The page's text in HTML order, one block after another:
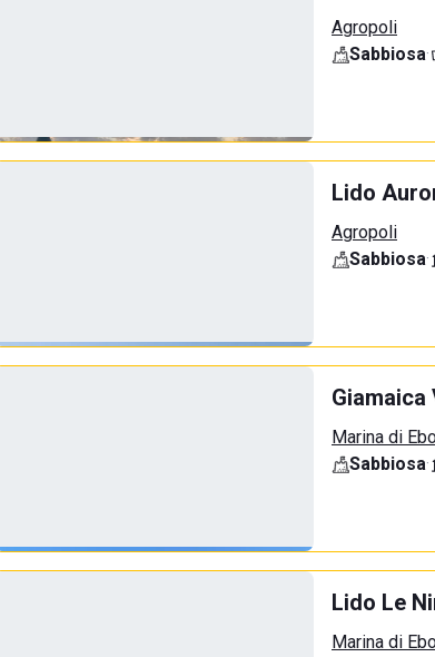
Agropoli
Sabbiosa·
Lido
Agropoli
Sabbiosa·
Giamaica
Marina di
Sabbiosa·
Lido Le
Marina di